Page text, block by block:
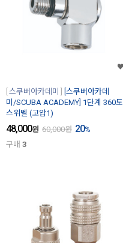
스쿠버아카데미
[스쿠버아카데
미/SCUBA ACADEMY] 1단계 360도
스위벨 (고압1)
48,000원 60,000원 20%
구매 3